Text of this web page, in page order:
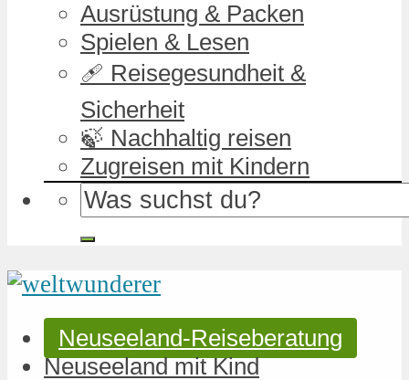
Ausrüstung & Packen
Spielen & Lesen
🩹 Reisegesundheit &
Sicherheit
🍃 Nachhaltig reisen
Zugreisen mit Kindern
Neuseeland-Reiseberatung
Neuseeland mit Kind